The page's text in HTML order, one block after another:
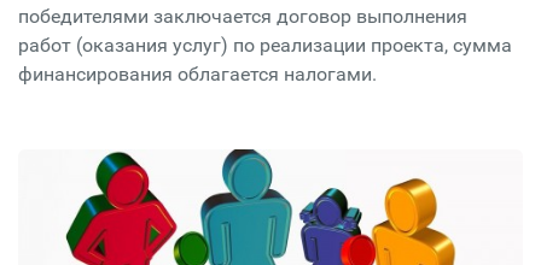
победителями заключается договор выполнения
работ (оказания услуг) по реализации проекта, сумма
финансирования облагается налогами.